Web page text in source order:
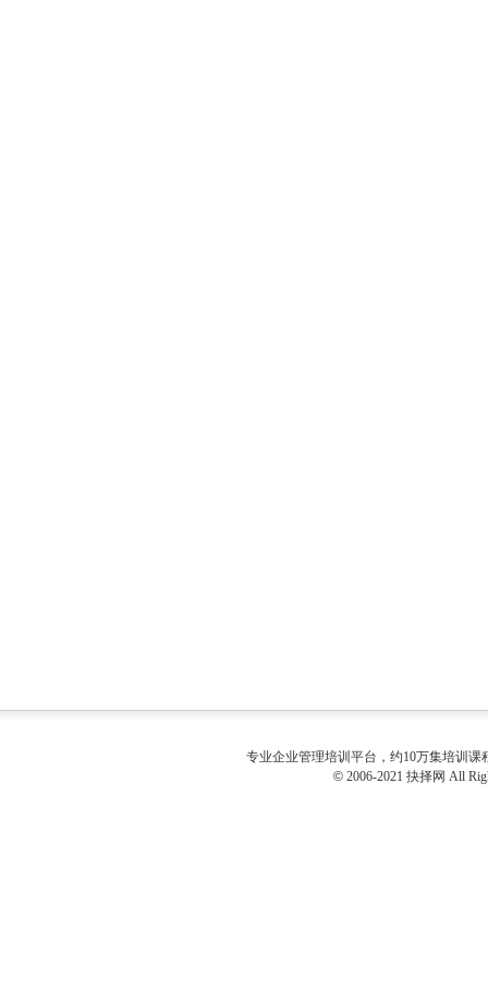
专业企业管理培训 平台，约10万集培训课
© 2006-2021 抉择网 All